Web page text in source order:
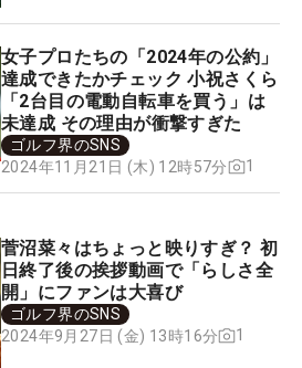
女子プロたちの「2024年の公約」
達成できたかチェック 小祝さくら
「2台目の電動自転車を買う」は
未達成 その理由が衝撃すぎた
ゴルフ界のSNS
2024年11月21日 (木) 12時57分
1
菅沼菜々はちょっと映りすぎ？ 初
日終了後の挨拶動画で「らしさ全
開」にファンは大喜び
ゴルフ界のSNS
2024年9月27日 (金) 13時16分
1